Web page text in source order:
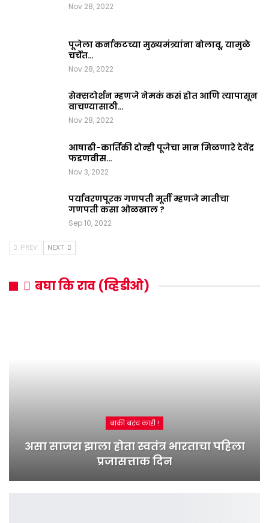
Nov 28, 2022
पूजेला कर्नाकटच्या मुख्यमंत्र्यांना बोलावू, यामुळे
चर्चेत…
Nov 28, 2022
सेक्सटोर्शन म्हणजे नेमकं कसं होत आणि त्यापासून
वाचण्यासाठी…
Nov 28, 2022
आषाढी-कार्तिकी दोन्ही पूजेचा मान मिळणारे देवेंद्र
फडणवीस…
Nov 3, 2022
पर्यावरणपूरक गणपती मूर्ती म्हणजे मातीचा
गणपती कसा ओळखाल ?
Sep 10, 2022
PREV NEXT
बघा कि राव (व्हिडीओ)
बाकी बरंच काही !
असा साजरा झाला होता स्वतंत्र भारताचा पहिला
प्रजासत्ताक दिन